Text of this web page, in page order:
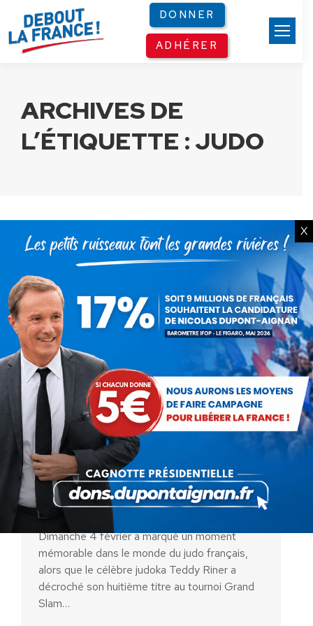
DONNER
ADHÉRER
ARCHIVES DE
L’ÉTIQUETTE :JUDO
Teddy Riner Triomphe pour la
Huitième Fois au Grand Slam de
Paris
Actualités ParBenjamin-Victor Boucher
8 février 2024
Dimanche 4 février a marqué un moment
mémorable dans le monde du judo français,
alors que le célèbre judoka Teddy Riner a
décroché son huitième titre au tournoi Grand
Slam…
X
Panneau de gestion des cookies